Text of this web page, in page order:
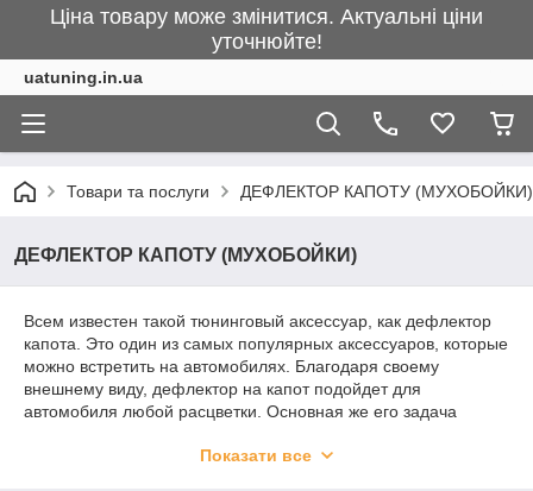
Ціна товару може змінитися. Актуальні ціни
уточнюйте!
uatuning.in.ua
Товари та послуги ДЕФЛЕКТОР КАПОТУ (МУХОБОЙКИ)
ДЕФЛЕКТОР КАПОТУ (МУХОБОЙКИ)
Всем известен такой тюнинговый аксессуар, как дефлектор
капота. Это один из самых популярных аксессуаров, которые
можно встретить на автомобилях. Благодаря своему
внешнему виду, дефлектор на капот подойдет для
автомобиля любой расцветки. Основная же его задача
капота и лобовое стекло от — камней, мусора, грязи, пыли и
Показати все